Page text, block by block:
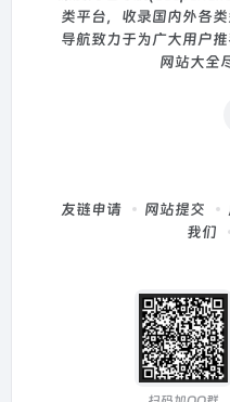
类平台，收录国内外各
导航致力于为广大用户
网站大全
友链申请 网站提交
我们